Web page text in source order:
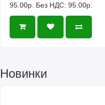
95.00р. Без НДС: 95.00р.
Новинки